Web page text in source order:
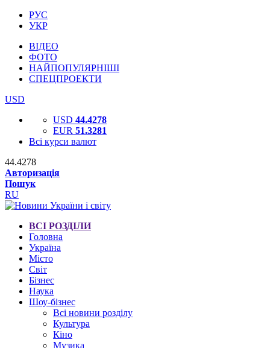
РУС
УКР
ВІДЕО
ФОТО
НАЙПОПУЛЯРНІШІ
СПЕЦПРОЕКТИ
USD
USD 44.4278
EUR 51.3281
Всі курси валют
44.4278
Авторизація
Пошук
RU
ВСІ РОЗДІЛИ
Головна
Україна
Місто
Світ
Бізнес
Наука
Шоу-бізнес
Всі новини розділу
Культура
Кіно
Музика